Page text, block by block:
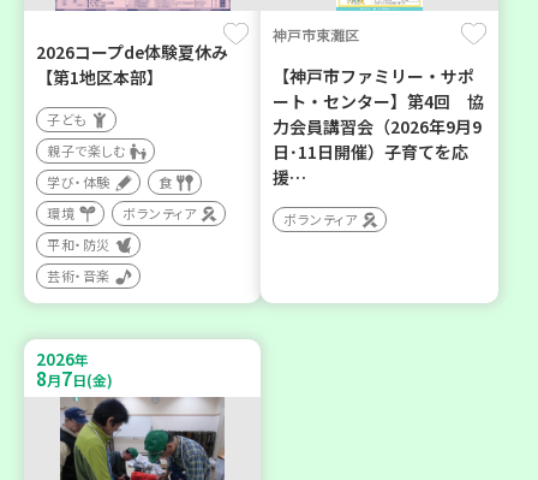
2026コープde体験夏休み
【第1地区本部】
子ども
親子で楽しむ
学び・体験
食
環境
ボランティア
平和・防災
芸術・音楽
神戸市東灘区
【神戸市ファミリー・サポ
ート・センター】第4回 協
力会員講習会（2026年9月9
日･11日開催）子育てを応
援…
ボランティア
2026年
8月7日(金)